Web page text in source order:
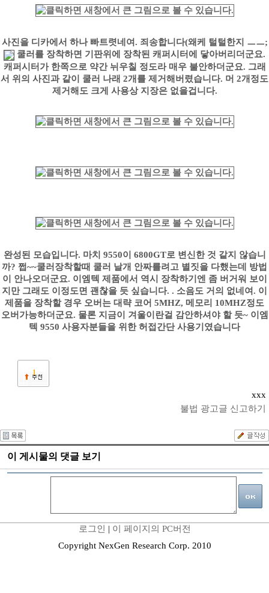
사진을 디카에서 하나 빠트렷네여. 죄송합니다(왜케 털털한지 ㅡㅡ;
쿨러를 장착하면 기판위에 장착된 캐퍼시터에 닿아버리더군요.
캐퍼시터가 한쪽으로 약간 뉘우칠 정도라 매우 불안하더군요. 그래
서 위의 사진과 같이 쿨러 나래 2개를 제거해버렸습니다. 머 2개정도
제거해도 크게 사용상 지장은 없을겁니다.
완성된 모습입니다. 마치 9550이 6800GT로 변신한 것 같지 않습니
까? 쩝~~쿨러장착할때 쿨러 날개 안짜를려고 별짓을 다했는데 방법
이 안나오더군요. 이엠텍 제품에서 역시 장착하기엔 좀 버거워 보이
지만 그래도 이정도면 괜찮을 듯 싶습니다. . 소음도 거의 없네여. 이
제품을 장착할 경우 오버는 대략 코어 5MHZ, 메모리 10MHZ정도
오버가능하더군요. 물론 지금이 겨울이란걸 감안하셔야 할 듯~ 이엠
텍 9550 사용자분들을 위한 허접간단 사용기였습니다
1
xxx
불법 광고글 신고하기
이 게시물의 댓글 보기
로그인 | 이 페이지의 PC버전
Copyright NexGen Research Corp. 2010